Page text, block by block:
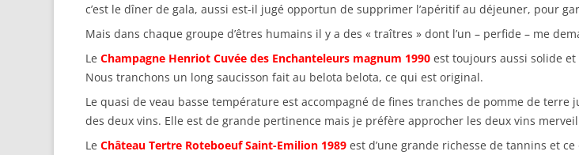
c’est le dîner de gala, aussi est-il jugé opportun de supprimer l’apéritif au déjeuner, pour
Mais dans chaque groupe d’êtres humains il y a des « traîtres » dont l’un – perfide – me
Le Champagne Henriot Cuvée des Enchanteleurs magnum 1990 est toujours aussi solide et
Nous tranchons un long saucisson fait au belota belota, ce qui est original.
Le quasi de veau basse température est accompagné de fines tranches de pomme de
des deux vins. Elle est de grande pertinence mais je préfère approcher les deux vins
Le Château Tertre Roteboeuf Saint-Emilion 1989 est d’une grande richesse de tannins et